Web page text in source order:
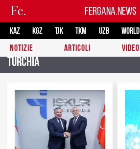
FERGANA.NEWS
KAZ KGZ TJK TKM UZB
WORLD
NOTIZIE
ARTICOLI VIDEO
Turchia